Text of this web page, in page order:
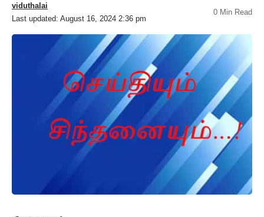
Last updated: August 16, 2024 2:36 pm
viduthalai
0 Min Read